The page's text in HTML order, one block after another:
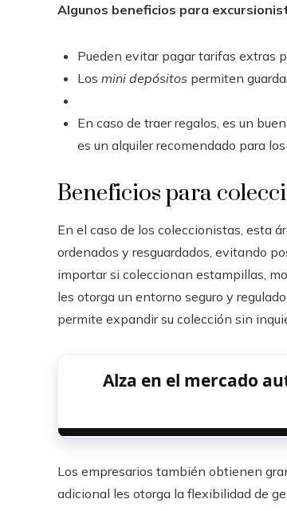
Algunos beneficios para
Pueden evitar pagar tarifas extras
Los mini depósitos permiten
En caso de traer regalos, es un
es un alquiler recomendado para
Beneficios para
En el caso de los coleccionistas, esta
ordenados y resguardados, evitando
importar si coleccionan estampillas,
les otorga un entorno seguro y
permite expandir su colección sin
Alza en el mercado
Los empresarios también obtienen
adicional les otorga la flexibilidad de